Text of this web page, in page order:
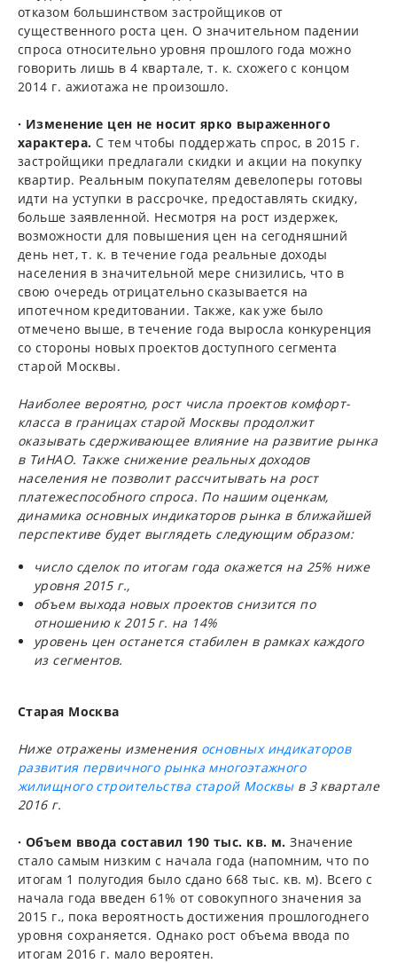
отказом большинством застройщиков от
существенного роста цен. О значительном падении
спроса относительно уровня прошлого года можно
говорить лишь в 4 квартале, т. к. схожего с концом
2014 г. ажиотажа не произошло.
· Изменение цен не носит ярко выраженного
характера. С тем чтобы поддержать спрос, в 2015 г.
застройщики предлагали скидки и акции на покупку
квартир. Реальным покупателям девелоперы готовы
идти на уступки в рассрочке, предоставлять скидку,
больше заявленной. Несмотря на рост издержек,
возможности для повышения цен на сегодняшний
день нет, т. к. в течение года реальные доходы
населения в значительной мере снизились, что в
свою очередь отрицательно сказывается на
ипотечном кредитовании. Также, как уже было
отмечено выше, в течение года выросла конкуренция
со стороны новых проектов доступного сегмента
старой Москвы.
Наиболее вероятно, рост числа проектов комфорт-
класса в границах старой Москвы продолжит
оказывать сдерживающее влияние на развитие рынка
в ТиНАО. Также снижение реальных доходов
населения не позволит рассчитывать на рост
платежеспособного спроса. По нашим оценкам,
динамика основных индикаторов рынка в ближайшей
перспективе будет выглядеть следующим образом:
число сделок по итогам года окажется на 25% ниже
уровня 2015 г.,
объем выхода новых проектов снизится по
отношению к 2015 г. на 14%
уровень цен останется стабилен в рамках каждого
из сегментов.
Старая Москва
Ниже отражены изменения основных индикаторов
развития первичного рынка многоэтажного
жилищного строительства старой Москвы в 3 квартале
2016 г.
· Объем ввода составил 190 тыс. кв. м.Значение
стало самым низким с начала года (напомним, что по
итогам 1 полугодия было сдано 668 тыс. кв. м). Всего с
начала года введен 61% от совокупного значения за
2015 г., пока вероятность достижения прошлогоднего
уровня сохраняется. Однако рост объема ввода по
итогам 2016 г. мало вероятен.